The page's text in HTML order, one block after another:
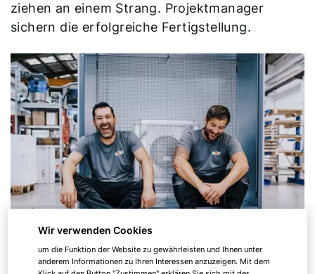
ziehen an einem Strang. Projektmanager
sichern die erfolgreiche Fertigstellung.
Wir verwenden Cookies
um die Funktion der Website zu gewährleisten und Ihnen unter
anderem Informationen zu Ihren Interessen anzuzeigen. Mit dem